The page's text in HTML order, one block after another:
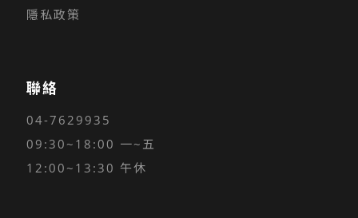
隱私政策
聯絡
04-7629935
09:30~18:00 一~五
12:00~13:30 午休